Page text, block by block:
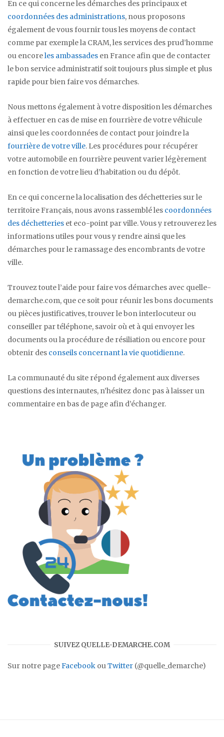
En ce qui concerne les démarches des principaux et
coordonnées des administrations, nous proposons
également de vous fournir tous les moyens de contact
comme par exemple la CRAM, les services des prud’homme
ou encoreles ambassades en France afin que de contacter
le bon service administratif soit toujours plus simple et plus
rapide pour bien faire vos démarches.
Nous mettons également à votre disposition les démarches
à effectuer en cas de mise en fourrière de votre véhicule
ainsi que les coordonnées de contact pour joindre la
fourrière de votre ville. Les procédures pour récupérer
votre automobile en fourrière peuvent varier légèrement
en fonction de votre lieu d’habitation ou du dépôt.
En ce qui concerne la localisation des déchetteries sur le
territoire Français, nous avons rassemblé les coordonnées
des déchetteries et eco-point par ville. Vous y retrouverez les
informations utiles pour vous y rendre ainsi que les
démarches pour le ramassage des encombrants de votre
ville.
Trouvez toute l’aide pour faire vos démarches avec quelle-
demarche.com, que ce soit pour réunir les bons documents
ou pièces justificatives, trouver le bon interlocuteur ou
conseiller par téléphone, savoir où et à qui envoyer les
documents ou la procédure de résiliation ou encore pour
obtenir des conseils concernant la vie quotidienne.
La communauté du site répond également aux diverses
questions des internautes, n’hésitez donc pas à laisser un
commentaire en bas de page afin d’échanger.
SUIVEZ QUELLE-DEMARCHE.COM
Sur notre pageFacebook ouTwitter (@quelle_demarche)